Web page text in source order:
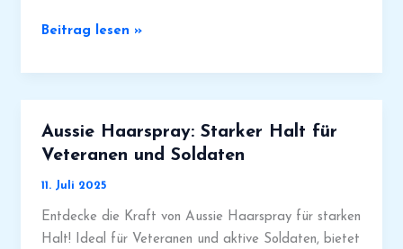
Aussie
für
lockiges
für
Veteranen
und
Soldaten
Beitrag lesen »
Aussie Haarspray: Starker Halt für
Veteranen und Soldaten
11. Juli 2025
Entdecke die Kraft von Aussie Haarspray für starken
Halt! Ideal für Veteranen und aktive Soldaten, bietet